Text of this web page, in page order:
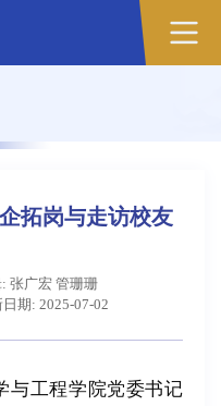
拓岗与走访校友
张广宏 管珊珊
日期: 2025-07-02
与工程学院党委书记